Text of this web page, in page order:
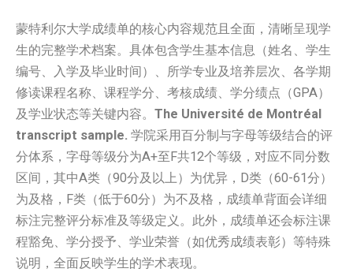
蒙特利尔大学成绩单的核心内容规范且全面，清晰呈现学
生的完整学术档案。具体包含学生基本信息（姓名、学生
编号、入学及毕业时间）、所学专业及培养层次、各学期
修读课程名称、课程学分、考核成绩、学分绩点（GPA）
及学业状态等关键内容。 The Université de Montréal
transcript sample. 学院采用百分制与字母等级结合的评
分体系，字母等级分为A+至F共12个等级，对应不同分数
区间，其中A类（90分及以上）为优异，D类（60-61分）
为及格，F类（低于60分）为不及格，成绩单背面会详细
标注完整评分标准及等级定义。此外，成绩单还会标注课
程豁免、学分授予、学业荣誉（如优秀成绩表彰）等特殊
说明，全面反映学生的学术表现。